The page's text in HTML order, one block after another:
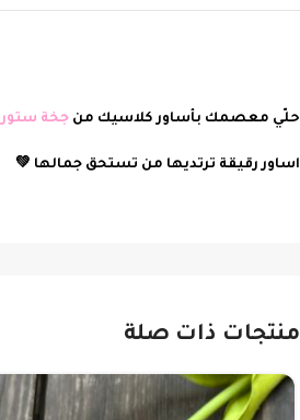
حلّي معصمك بأساور كلاسيك من جخة ستور
اساور رقيقة ترتديها من تستحق جمالها 💚
منتجات ذات صلة